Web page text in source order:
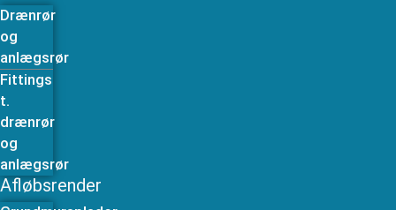
Drænrør
og
anlægsrør
Fittings
t.
drænrør
og
anlægsrør
Afløbsrender